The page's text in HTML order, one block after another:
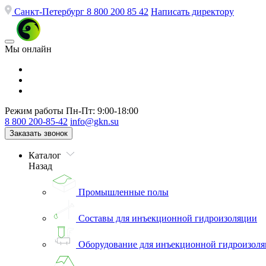
Санкт-Петербург 8 800 200 85 42 Написать директору
Мы онлайн
Режим работы Пн-Пт: 9:00-18:00
8 800 200-85-42 info@gkn.su
Заказать звонок
Каталог
Назад
Промышленные полы
Составы для инъекционной гидроизоляции
Оборудование для инъекционной